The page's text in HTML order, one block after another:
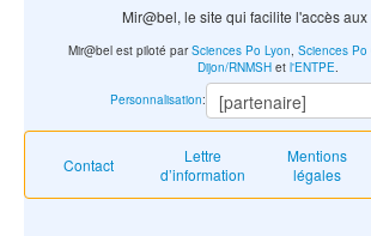
Mir@bel, le site qui facilite l'accès
Contact
Lettre
d’information
Mentions
légales
Mir@bel est piloté parSciences Po Lyon, Sciences Po
Dijon/RNMSH et l'ENTPE.
Personnalisation: